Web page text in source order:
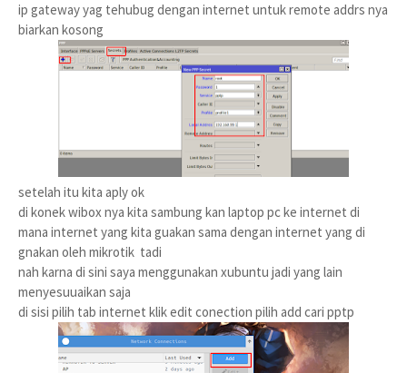
ip gateway yag tehubug dengan internet untuk remote addrs nya
biarkan kosong
setelah itu kita aply ok
di konek wibox nya kita sambung kan laptop pc ke internet di
mana internet yang kita guakan sama dengan internet yang di
gnakan oleh mikrotik tadi
nah karna di sini saya menggunakan xubuntu jadi yang lain
menyesuuaikan saja
di sisi pilih tab internet klik edit conection pilih add cari pptp